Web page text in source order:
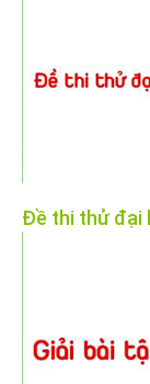
Đề thi thử đại